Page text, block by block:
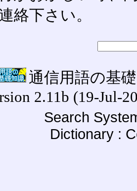
絡下さい。
通信用語の基
2.11b (19-Jul-
Search
Dictionary :